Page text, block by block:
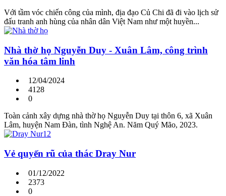
Với tầm vóc chiến công của mình, địa đạo Củ Chi đã đi vào lịch sử
đấu tranh anh hùng của nhân dân Việt Nam như một huyền...
Nhà thờ họ Nguyễn Duy - Xuân Lâm, công trình
văn hóa tâm linh
12/04/2024
4128
0
Toàn cảnh xây dựng nhà thờ họ Nguyễn Duy tại thôn 6, xã Xuân
Lâm, huyện Nam Đàn, tình Nghệ An. Năm Quý Mão, 2023.
Vẻ quyến rũ của thác Dray Nur
01/12/2022
2373
0